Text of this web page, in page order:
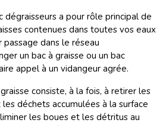
dégraisseurs a pour rôle principal de
contenues dans toutes vos eaux
dans le réseau
un bac à graisse ou un bac
appel à un vidangeur agrée.
consiste, à la fois, à retirer les
déchets accumulées à la surface
les boues et les détritus au